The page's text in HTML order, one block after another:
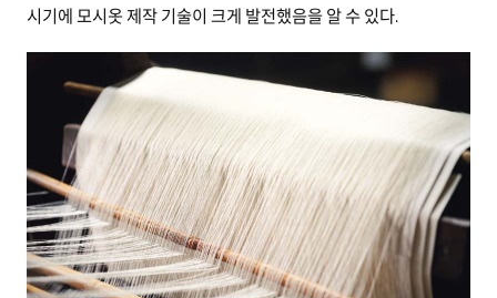
시기에 모시옷 제작 기술이 크게 발전했음을 알 수 있다.